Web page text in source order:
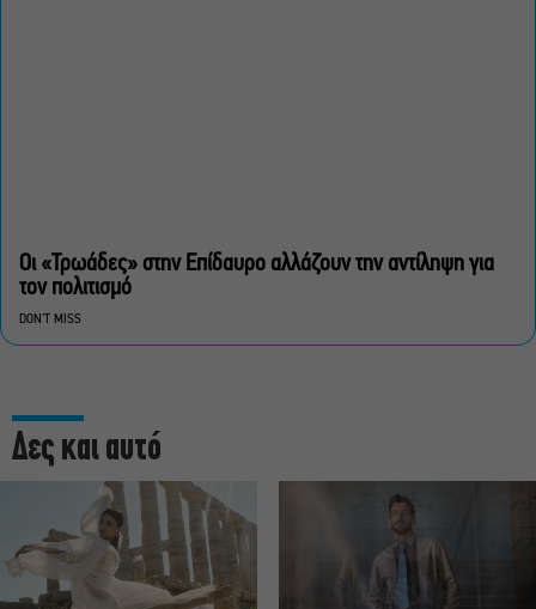
Οι «Τρωάδες» στην Επίδαυρο αλλάζουν την αντίληψη για
τον πολιτισμό
DON'T MISS
Δες και αυτό